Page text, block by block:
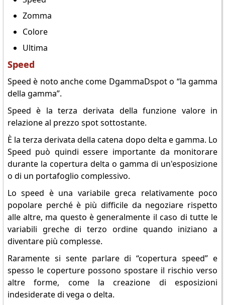
Zomma
Colore
Ultima
Speed
Speed è noto anche come DgammaDspot o “la gamma
della gamma”.
Speed è la terza derivata della funzione valore in
relazione al prezzo spot sottostante.
È la terza derivata della catena dopo delta e gamma. Lo
Speed può quindi essere importante da monitorare
durante la copertura delta o gamma di un'esposizione
o di un portafoglio complessivo.
Lo speed è una variabile greca relativamente poco
popolare perché è più difficile da negoziare rispetto
alle altre, ma questo è generalmente il caso di tutte le
variabili greche di terzo ordine quando iniziano a
diventare più complesse.
Raramente si sente parlare di “copertura speed” e
spesso le coperture possono spostare il rischio verso
altre forme, come la creazione di esposizioni
indesiderate di vega o delta.